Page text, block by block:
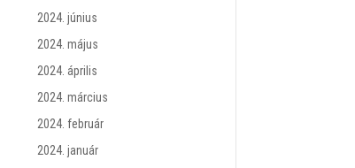
2024. június
2024. május
2024. április
2024. március
2024. február
2024. január